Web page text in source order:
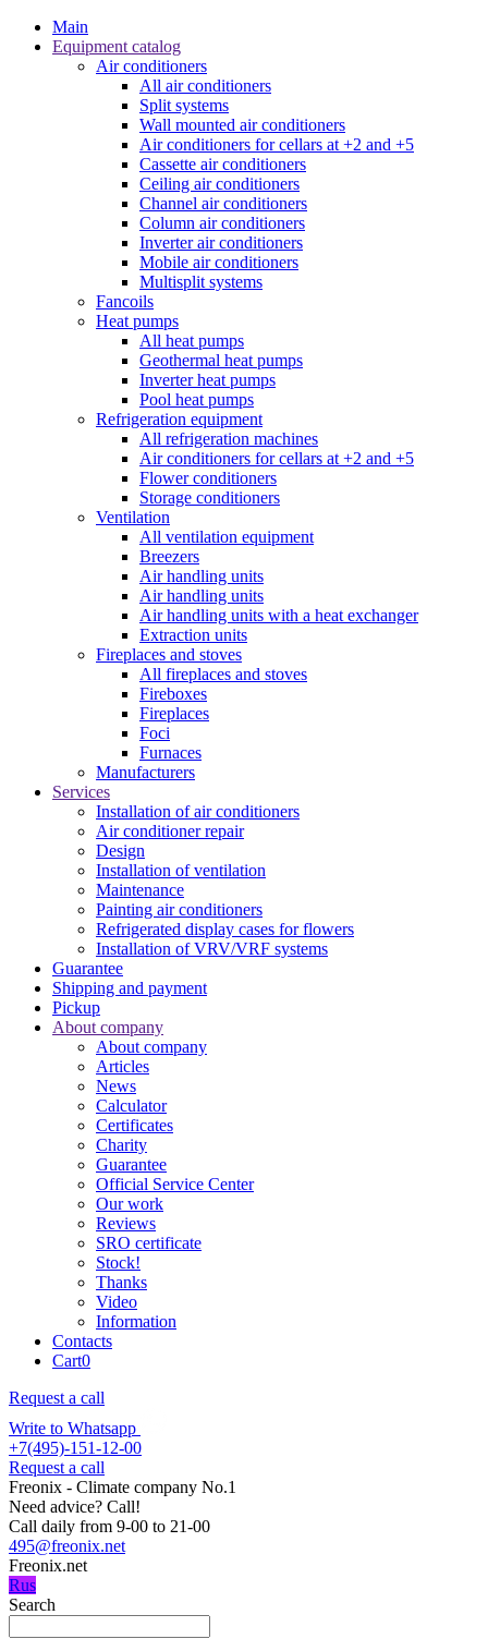
Main
Equipment catalog
Air conditioners
All air conditioners
Split systems
Wall mounted air conditioners
Air conditioners for cellars at +2 and +5
Cassette air conditioners
Ceiling air conditioners
Channel air conditioners
Column air conditioners
Inverter air conditioners
Mobile air conditioners
Multisplit systems
Fancoils
Heat pumps
All heat pumps
Geothermal heat pumps
Inverter heat pumps
Pool heat pumps
Refrigeration equipment
All refrigeration machines
Air conditioners for cellars at +2 and +5
Flower conditioners
Storage conditioners
Ventilation
All ventilation equipment
Breezers
Air handling units
Air handling units
Air handling units with a heat exchanger
Extraction units
Fireplaces and stoves
All fireplaces and stoves
Fireboxes
Fireplaces
Foci
Furnaces
Manufacturers
Services
Installation of air conditioners
Air conditioner repair
Design
Installation of ventilation
Maintenance
Painting air conditioners
Refrigerated display cases for flowers
Installation of VRV/VRF systems
Guarantee
Shipping and payment
Pickup
About company
About company
Articles
News
Calculator
Certificates
Charity
Guarantee
Official Service Center
Our work
Reviews
SRO certificate
Stock!
Thanks
Video
Information
Contacts
Cart0
Request a call
Write to Whatsapp
+7(495)-151-12-00
Request a call
Freonix - Climate company No.1
Need advice? Call!
Call daily from 9-00 to 21-00
495@freonix.net
Freonix.net
Rus
Search